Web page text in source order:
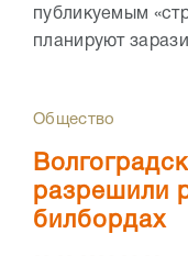
публикуемым
планируют
Общество
разрешили
билбордах